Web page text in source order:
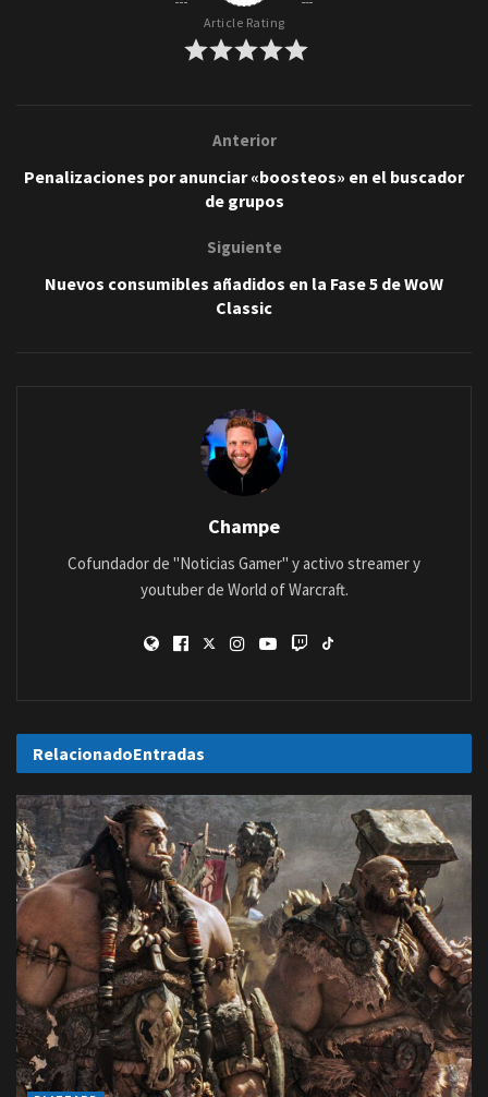
Article Rating
Anterior
Penalizaciones por anunciar «boosteos» en el buscador
de grupos
Siguiente
Nuevos consumibles añadidos en la Fase 5 de WoW
Classic
Champe
Cofundador de "Noticias Gamer" y activo streamer y
youtuber de World of Warcraft.
RelacionadoEntradas